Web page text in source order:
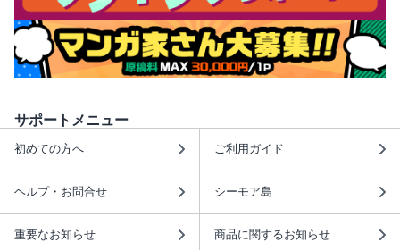
サポートメニュー
初めての方へ ご利用ガイド
ヘルプ・お問合せ シーモア島
重要なお知らせ 商品に関するお知らせ